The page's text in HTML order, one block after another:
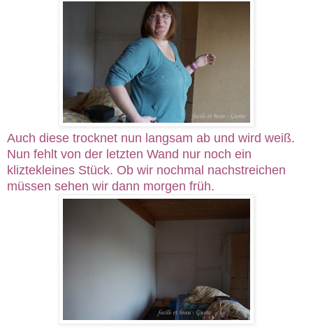
Auch diese trocknet nun langsam ab und wird weiß.
Nun fehlt von der letzten Wand nur noch ein
kliztekleines Stück. Ob wir nochmal nachstreichen
müssen sehen wir dann morgen früh.